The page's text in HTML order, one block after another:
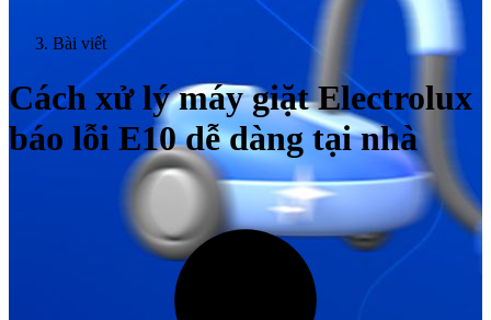
Bài viết
Cách xử lý máy giặt Electrolux
báo lỗi E10 dễ dàng tại nhà